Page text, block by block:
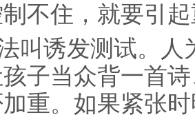
不住，就要引
叫诱发测试。
子当众背一首
重。如果紧张